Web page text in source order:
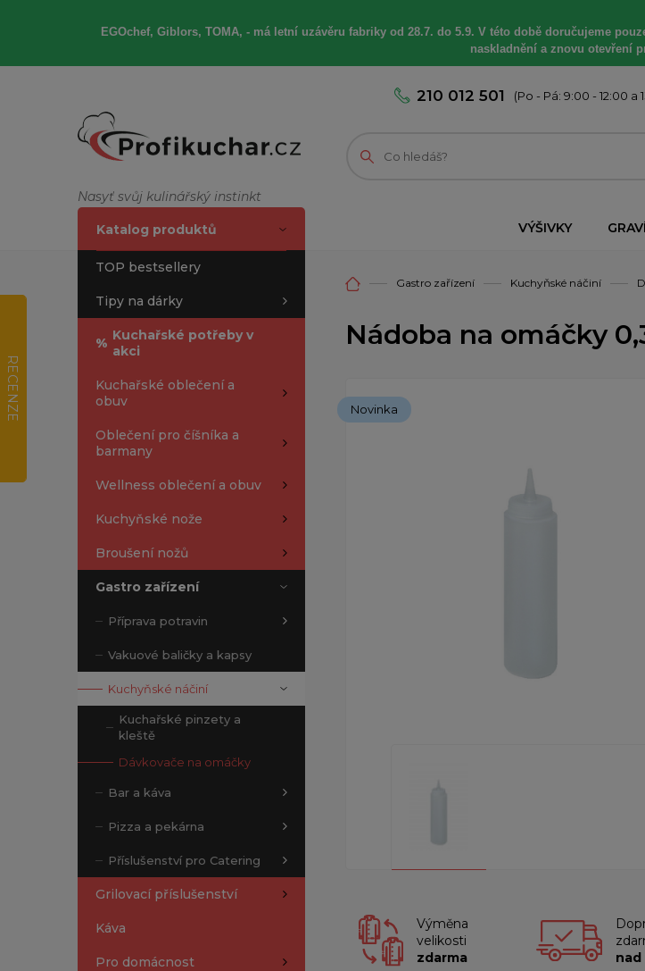
EGOchef, Giblors, TOMA, -má letní uzávěru fabriky od 28.7. do 5.9. V této době doručujeme
naskladnění a znovu otevření
Nasyť svůj kulinářský instinkt
210 012 501 (Po - Pá: 9:00 - 12:00 a
VÝŠIVKY
Katalog produktů
TOP bestsellery
Tipy na dárky
% Kuchařské potřeby v
akci
Kuchařské oblečení a
obuv
Oblečení pro číšníka a
barmany
Wellness oblečení a obuv
Kuchyňské nože
Broušení nožů
Gastro zařízení
Příprava potravin
Vakuové baličky a kapsy
Kuchyňské náčiní
Kuchařské pinzety a
kleště
Dávkovače na omáčky
Bar a káva
Pizza a pekárna
Příslušenství pro Catering
Grilovací příslušenství
Káva
Pro domácnost
Gastro zařízení Kuchyňské náčiní
Nádoba na omáčky
Novinka
Výměna
velikosti
zdarma
nad
RECENZE